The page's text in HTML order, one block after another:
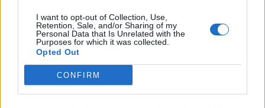
I want to opt-out of Collection, Use,
Retention, Sale, and/or Sharing of my
Personal Data that Is Unrelated with the
Purposes for which it was collected.
Opted Out
CONFIRM
La decisión es tuya